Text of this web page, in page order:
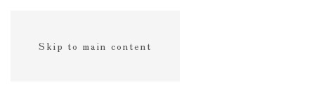
Skip to main content